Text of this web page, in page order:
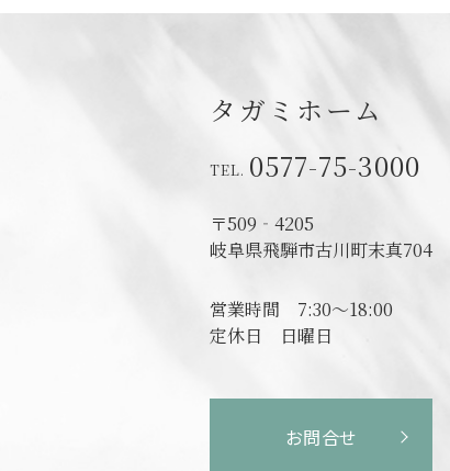
タガミホーム
0577-75-3000
〒509‐4205
岐阜県飛騨市古川町末真704
営業時間 7:30～18:00
定休日
日曜日
お問合せ